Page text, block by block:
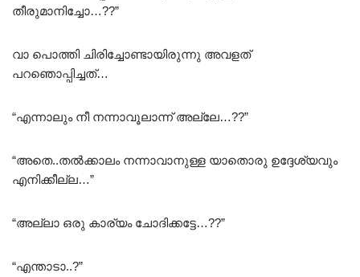
തീരുമാനിച്ചോ…??”
വാ പൊത്തി ചിരിച്ചോണ്ടായിരുന്നു അവളത്
പറഞൊപ്പിച്ചത്…
“എന്നാലും നീ നന്നാവൂലാന്ന് അല്ലേ…??”
“അതെ..തൽക്കാലം നന്നാവാനുള്ള യാതൊരു ഉദ്ദേശ്യവും
എനിക്കീല്ല…”
“അല്ലാ ഒരു കാര്യം ചോദിക്കട്ടേ…??”
“എന്താടാ..?”